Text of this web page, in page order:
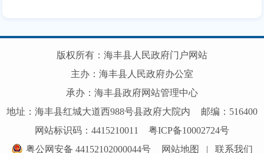
版权所有：海丰县人民政府门户网站
主办：海丰县人民政府办公室
承办：海丰县政府网站管理中心
地址：海丰县红城大道西988号县政府大院内
邮编：516400
网站标识码：4415210011
粤ICP备10002724号
粤公网安备 44152102000044号
网站地图 联系我们